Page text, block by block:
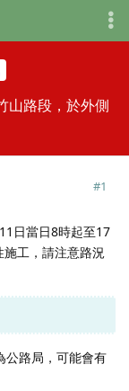
山路段，於外側
#1
日當日8時起至17
工，請注意路況
公路局，可能會有